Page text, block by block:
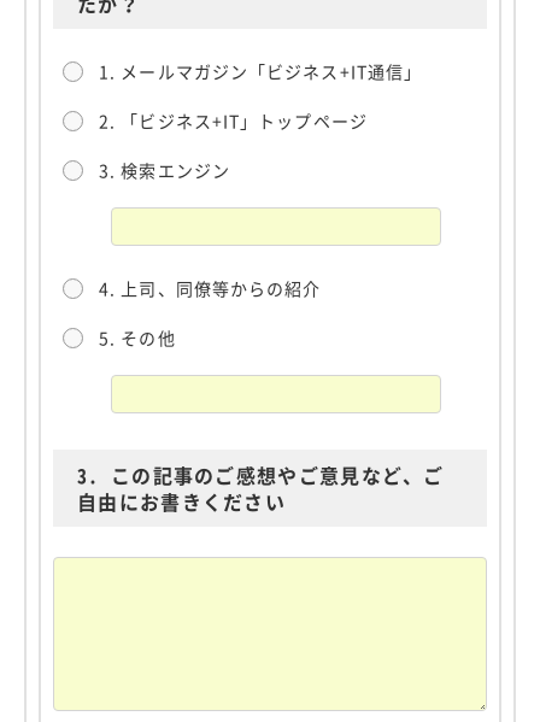
1. メールマガジン「ビジネス+IT通信」
2. 「ビジネス+IT」トップページ
3. 検索エンジン
4. 上司、同僚等からの紹介
5. その他
3. この記事のご感想やご意見など、ご
自由にお書きください